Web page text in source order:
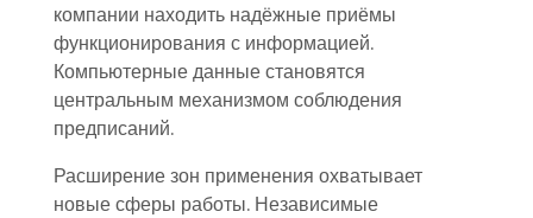
компании находить надёжные приёмы
функционирования с информацией.
Компьютерные данные становятся
центральным механизмом соблюдения
предписаний.
Расширение зон применения охватывает
новые сферы работы. Независимые